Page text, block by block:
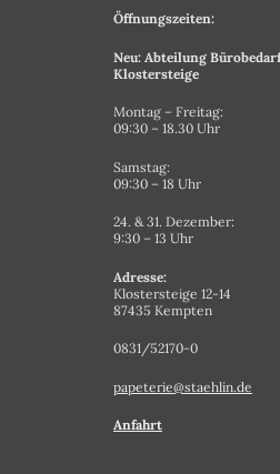
Öffnungszeiten:
Neu: Abteilung
Klostersteige
Montag – Freitag:
09:30 – 18.30 Uhr
Samstag:
09:30 – 18 Uhr
24. & 31. Dezember:
9:30 – 13 Uhr
Adresse:
Klostersteige 12-14
87435 Kempten
0831/52170-0
papeterie@staehlin.de
Anfahrt